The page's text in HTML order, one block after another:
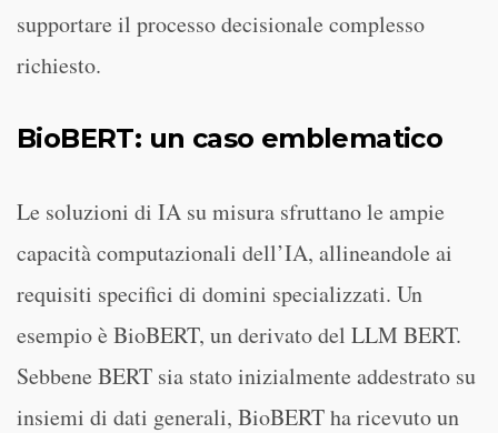
supportare il processo decisionale complesso
richiesto.
BioBERT: un caso emblematico
Le soluzioni di IA su misura sfruttano le ampie
capacità computazionali dell’IA, allineandole ai
requisiti specifici di domini specializzati. Un
esempio è BioBERT, un derivato del LLM BERT.
Sebbene BERT sia stato inizialmente addestrato su
insiemi di dati generali, BioBERT ha ricevuto un